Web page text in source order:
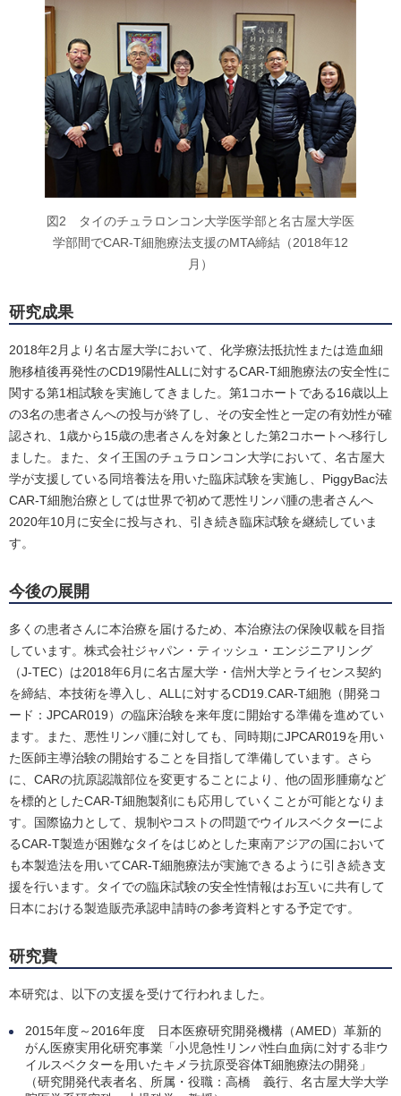
図2 タイのチュラロンコン大学医学部と名古屋大学医
学部間でCAR-T細胞療法支援のMTA締結（2018年12
月）
研究成果
2018年2月より名古屋大学において、化学療法抵抗性または造血細
胞移植後再発性のCD19陽性ALLに対するCAR-T細胞療法の安全性に
関する第1相試験を実施してきました。第1コホートである16歳以上
の3名の患者さんへの投与が終了し、その安全性と一定の有効性が確
認され、1歳から15歳の患者さんを対象とした第2コホートへ移行し
ました。また、タイ王国のチュラロンコン大学において、名古屋大
学が支援している同培養法を用いた臨床試験を実施し、PiggyBac法
CAR-T細胞治療としては世界で初めて悪性リンパ腫の患者さんへ
2020年10月に安全に投与され、引き続き臨床試験を継続していま
す。
今後の展開
多くの患者さんに本治療を届けるため、本治療法の保険収載を目指
しています。株式会社ジャパン・ティッシュ・エンジニアリング
（J-TEC）は2018年6月に名古屋大学・信州大学とライセンス契約
を締結、本技術を導入し、ALLに対するCD19.CAR-T細胞（開発コ
ード：JPCAR019）の臨床治験を来年度に開始する準備を進めてい
ます。また、悪性リンパ腫に対しても、同時期にJPCAR019を用い
た医師主導治験の開始することを目指して準備しています。さら
に、CARの抗原認識部位を変更することにより、他の固形腫瘍など
を標的としたCAR-T細胞製剤にも応用していくことが可能となりま
す。国際協力として、規制やコストの問題でウイルスベクターによ
るCAR-T製造が困難なタイをはじめとした東南アジアの国において
も本製造法を用いてCAR-T細胞療法が実施できるように引き続き支
援を行います。タイでの臨床試験の安全性情報はお互いに共有して
日本における製造販売承認申請時の参考資料とする予定です。
研究費
本研究は、以下の支援を受けて行われました。
2015年度～2016年度 日本医療研究開発機構（AMED）革新的
がん医療実用化研究事業「小児急性リンパ性白血病に対する非ウ
イルスベクターを用いたキメラ抗原受容体T細胞療法の開発」
（研究開発代表者名、所属・役職：高橋 義行、名古屋大学大学